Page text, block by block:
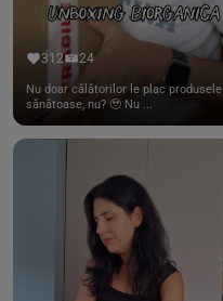
312 24
Nu doar călătorilor le plac produsele
sănătoase, nu? 🥹 Nu ...